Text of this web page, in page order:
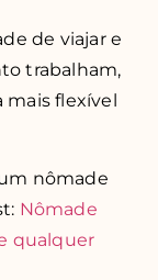
de viajar e
trabalham,
flexível
nômade
Nômade
qualquer